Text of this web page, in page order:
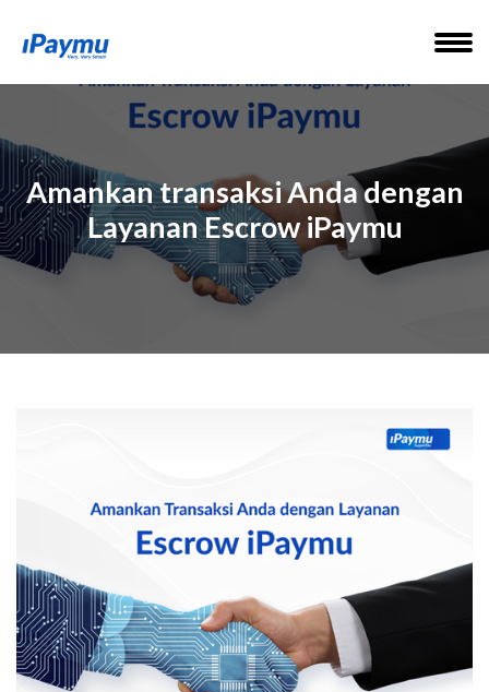
Amankan transaksi Anda dengan
Layanan Escrow iPaymu